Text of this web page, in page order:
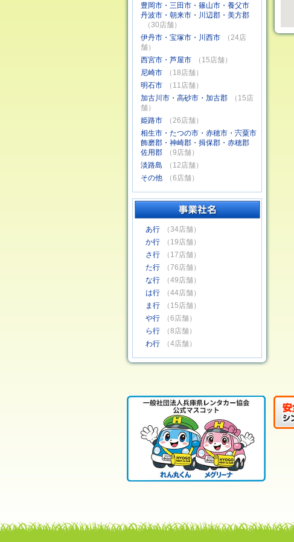
豊岡市・三田市・篠山市・養父市
丹波市・朝来市・川辺郡・美方郡
（30店舗）
伊丹市・宝塚市・川西市
（24店
舗）
西宮市・芦屋市
（15店舗）
尼崎市
（18店舗）
明石市
（11店舗）
加古川市・高砂市・加古郡
（15店
舗）
姫路市
（26店舗）
相生市・たつの市・赤穂市・宍粟市
飾磨郡・神崎郡・揖保郡・赤穂郡
佐用郡
（9店舗）
淡路島
（12店舗）
その他
（6店舗）
あ行
（34店舗）
か行
（19店舗）
さ行
（17店舗）
た行
（76店舗）
な行
（49店舗）
は行
（44店舗）
ま行
（15店舗）
や行
（6店舗）
ら行
（8店舗）
わ行
（4店舗）